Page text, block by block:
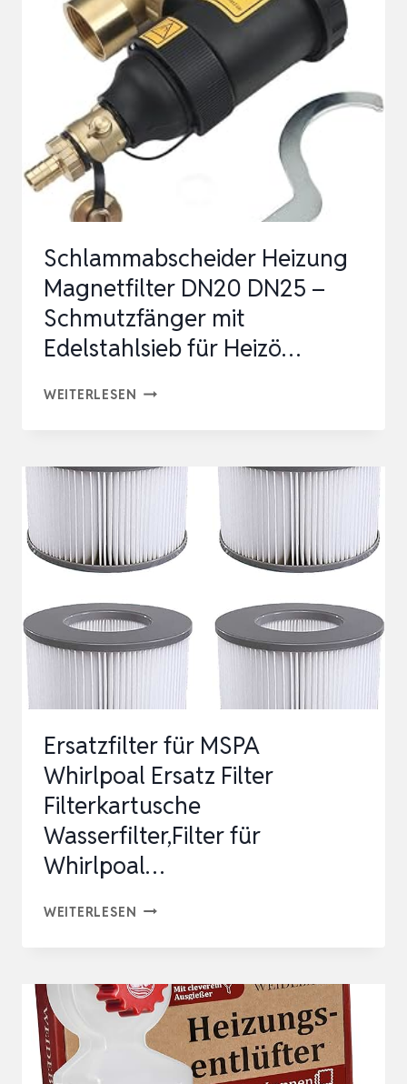
DN20/DN25/DN32
GEWINDEANSCHLUSS,
SCHMUTZFILTER
M…
Schlammabscheider Heizung
Magnetfilter DN20 DN25 –
Schmutzfänger mit
Edelstahlsieb für Heizö…
WEITERLESEN SCHLAMMABSCHEIDER
DN20
SCHMUTZFÄNGER
EDELSTAHLSIEB
FÜR
Ersatzfilter für MSPA
Whirlpoal Ersatz Filter
Filterkartusche
Wasserfilter,Filter für
Whirlpoal…
WEITERLESEN ERSATZFILTER
WHIRLPOAL
ERSATZ
FILTER
FILTERKARTUSCHE